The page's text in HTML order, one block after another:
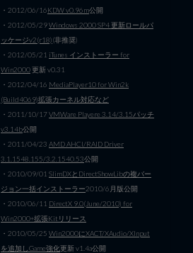
・2012/06/16KDW v0.96m公開
・2012/05/29Windows 2000 SP4 更新ロールパ
ッケージv2(r18)(非推奨)
・2012/05/21 iTunes インストーラー for
Win2000更新 v0.31
・2012/04/16 MediaPlayer10 for Win2k
(Build4069)拡張カーネル対応など
・2011/10/17VMWare Playere 3.14/3.15パッチ
v3.14b公開
・2011/04/23 AMD AHCI/RAID Driver
3.1.1548.155/3.2.1540.53公開
・2010/09/01 SlimDXとDirectShowLibの複バー
ジョン一括インストーラー2010/6月版公開
・2010/06/11 DirectX 9.0(June/2010) for
Win2000+拡張Kitリリース
・2010/05/25 Win2000にXACT/XAudio/XInput
を追加しGame強化更新 v1.4a公開